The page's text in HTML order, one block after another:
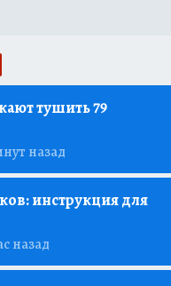
тушить 79
назад
инструкция для
назад